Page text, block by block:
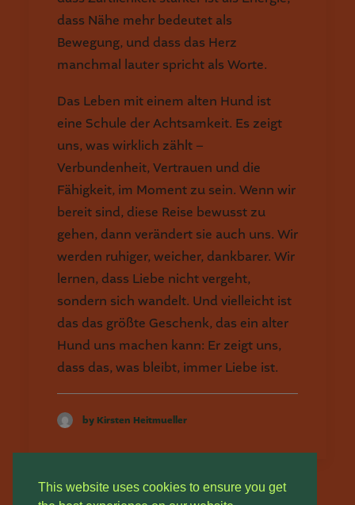
dass Nähe mehr bedeutet als
Bewegung, und dass das Herz
manchmal lauter spricht als Worte.
Das Leben mit einem alten Hund ist
eine Schule der Achtsamkeit. Es zeigt
uns, was wirklich zählt –
Verbundenheit, Vertrauen und die
Fähigkeit, im Moment zu sein. Wenn wir
bereit sind, diese Reise bewusst zu
gehen, dann verändert sie auch uns. Wir
werden ruhiger, weicher, dankbarer. Wir
lernen, dass Liebe nicht vergeht,
sondern sich wandelt. Und vielleicht ist
das das größte Geschenk, das ein alter
Hund uns machen kann: Er zeigt uns,
dass das, was bleibt, immer Liebe ist.
by Kirsten Heitmueller
This website uses cookies to ensure you get